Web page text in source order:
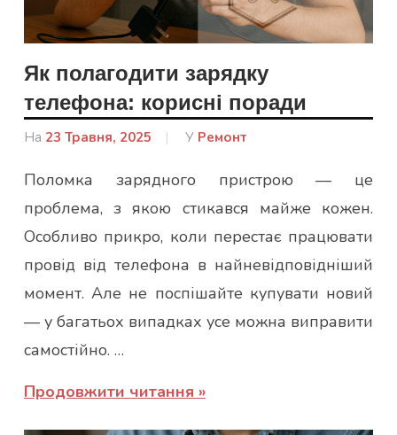
Як полагодити зарядку
телефона: корисні поради
На 23 Травня, 2025
Від
Юлія
У Ремонт
Поломка зарядного пристрою — це
проблема, з якою стикався майже кожен.
Особливо прикро, коли перестає працювати
провід від телефона в найневідповідніший
момент. Але не поспішайте купувати новий
— у багатьох випадках усе можна виправити
самостійно. …
Продовжити читання